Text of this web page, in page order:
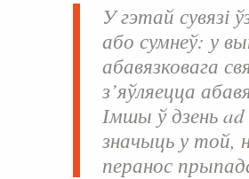
У гэтай сувязі
або сумнеў: у
абавязковага
з’яўляецца
Імшы ў дзеньad
значыць у той,
перанос